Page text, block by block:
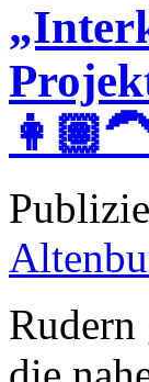
Rudern